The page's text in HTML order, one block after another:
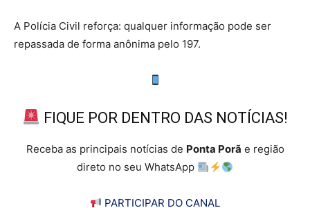
A Polícia Civil reforça: qualquer informação pode ser
repassada de forma anônima pelo 197.
FIQUE POR DENTRO DAS NOTÍCIAS!
Receba as principais notícias de Ponta Porã e região
direto no seu WhatsApp
PARTICIPAR DO CANAL